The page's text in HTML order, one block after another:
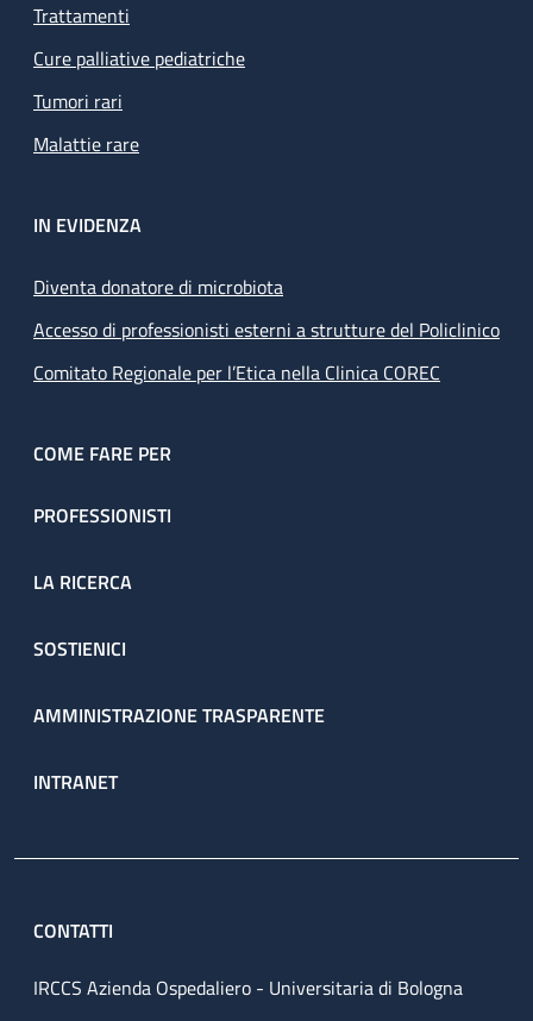
Trattamenti
Cure palliative pediatriche
Tumori rari
Malattie rare
IN EVIDENZA
Diventa donatore di microbiota
Accesso di professionisti esterni a strutture del Policlinico
Comitato Regionale per l’Etica nella Clinica COREC
COME FARE PER
PROFESSIONISTI
LA RICERCA
SOSTIENICI
AMMINISTRAZIONE TRASPARENTE
INTRANET
CONTATTI
IRCCS Azienda Ospedaliero - Universitaria di Bologna